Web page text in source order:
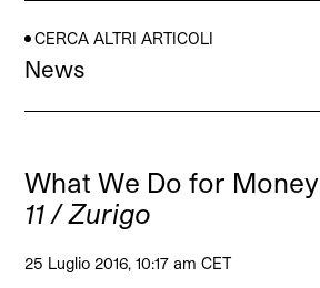
CERCA ALTRI ARTICOLI
News
What We Do for Money
11 / Zurigo
25 Luglio 2016, 10:17 am CET